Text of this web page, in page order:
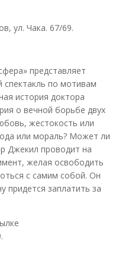
ул. Чака. 67/69.
представляет
по мотивам
история доктора
о вечной борьбе двух
жестокость или
или мораль? Может ли
Джекил проводит на
желая освободить
с самим собой. Он
придется заплатить за